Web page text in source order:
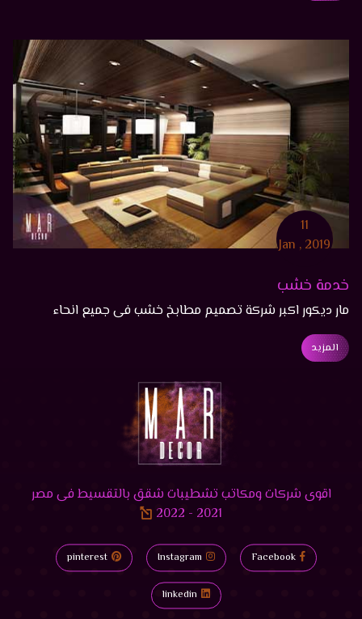
11
Jan , 2019
خدمة خشب
مار ديكور اكبر شركة تصميم مطابخ خشب فى جميع انحاء
جمهورية مصر العربية، تمنحك شركتنا ارقي الاشكال الحديثة،
واجود الخامات الأصلية
المزيد
اقوى شركات ومكاتب تشطيبات شقق بالتقسيط فى مصر
2021 - 2022
Facebook
Instagram
pinterest
linkedin